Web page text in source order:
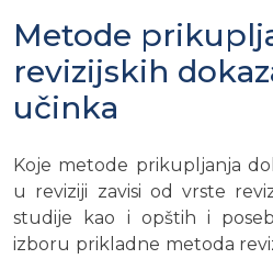
Metode
revizijskih
učinka
Koje metode prikupljanja
u reviziji zavisi od vrste
studije kao i opštih i
izboru prikladne metoda